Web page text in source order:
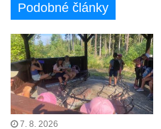
Podobné články
7. 8. 2026